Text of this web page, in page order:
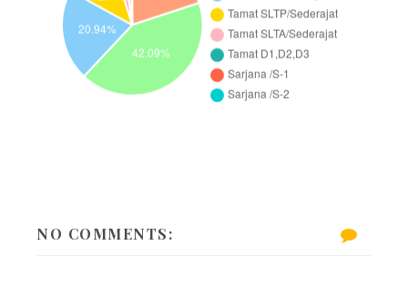
NO COMMENTS: